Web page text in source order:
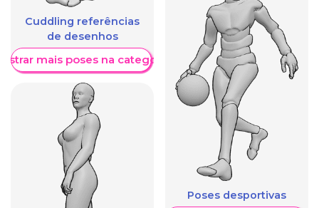
Cuddling referências
de desenhos
mais poses na categoria
Poses desportivas